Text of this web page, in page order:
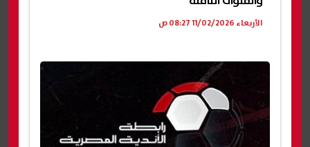
الأربعاء 11/02/2026 08:27 ص